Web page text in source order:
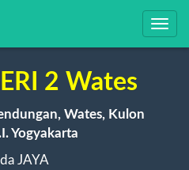
2 Wates
Wates, Kulon
Yogyakarta
JAYA